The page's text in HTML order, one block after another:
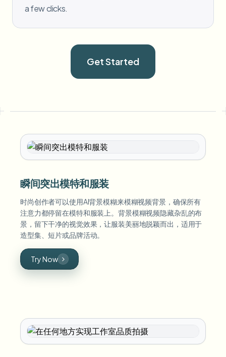
a few clicks.
Get Started
瞬间突出模特和服装
时尚创作者可以使用AI背景模糊来模糊视频背景，确保所有
注意力都停留在模特和服装上。背景模糊视频隐藏杂乱的布
景，留下干净的视觉效果，让服装美丽地脱颖而出，适用于
造型集、短片或品牌活动。
Try Now